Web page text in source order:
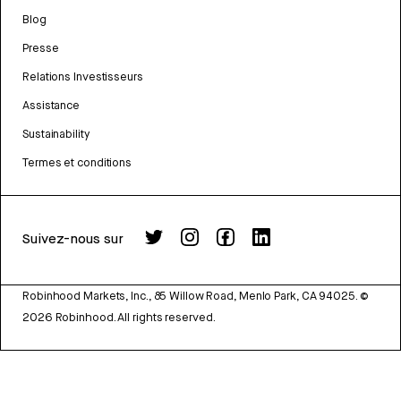
Blog
Presse
Relations Investisseurs
Assistance
Sustainability
Termes et conditions
Suivez-nous sur
Robinhood Markets, Inc., 85 Willow Road, Menlo Park, CA 94025. ©
2026 Robinhood. All rights reserved.